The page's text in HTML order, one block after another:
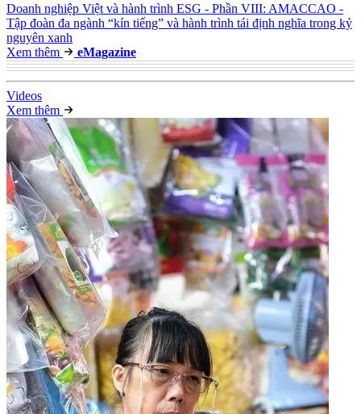
Doanh nghiệp Việt và hành trình ESG - Phần VIII: AMACCAO -
Tập đoàn đa ngành “kín tiếng” và hành trình tái định nghĩa trong kỷ
nguyên xanh
Xem thêm
eMagazine
Videos
Xem thêm